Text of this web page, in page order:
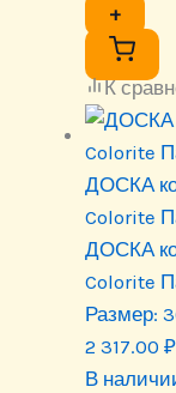
+
К
ДОСКА
Colorite
ДОСКА
Colorite
Размер:
2 317.00 ₽
В